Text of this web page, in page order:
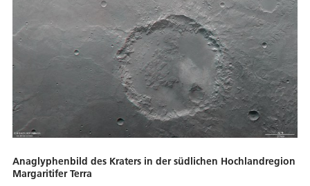
Anaglyphenbild des Kraters in der südlichen Hochlandregion
Margaritifer Terra